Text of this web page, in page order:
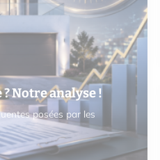
Notre analyse !
posées par les